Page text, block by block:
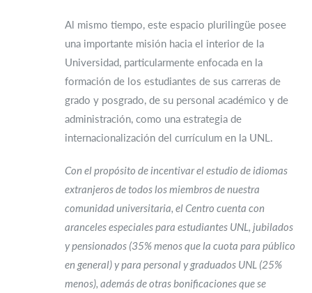
Al mismo tiempo, este espacio plurilingüe posee
una importante misión hacia el interior de la
Universidad, particularmente enfocada en la
formación de los estudiantes de sus carreras de
grado y posgrado, de su personal académico y de
administración, como una estrategia de
internacionalización del currículum en la UNL.
Con el propósito de incentivar el estudio de idiomas
extranjeros de todos los miembros de nuestra
comunidad universitaria, el Centro cuenta con
aranceles especiales para estudiantes UNL, jubilados
y pensionados (35% menos que la cuota para público
en general) y para personal y graduados UNL (25%
menos), además de otras bonificaciones que se